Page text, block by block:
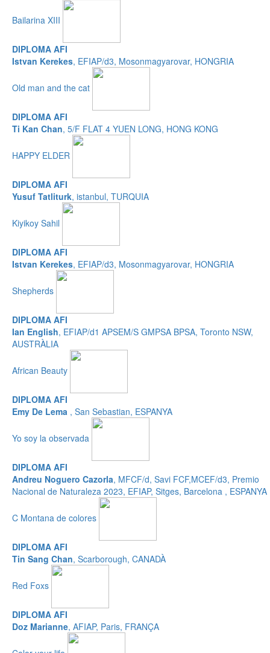
Bailarina XIII
DIPLOMA AFI
Istvan Kerekes, EFIAP/d3, Mosonmagyarovar, HONGRIA
Old man and the cat
DIPLOMA AFI
Ti Kan Chan, 5/F FLAT 4 YUEN LONG, HONG KONG
HAPPY ELDER
DIPLOMA AFI
Yusuf Tatliturk, istanbul, TURQUIA
Kiyikoy Sahil
DIPLOMA AFI
Istvan Kerekes, EFIAP/d3, Mosonmagyarovar, HONGRIA
Shepherds
DIPLOMA AFI
Ian English, EFIAP/d1 APSEM/S GMPSA BPSA, Toronto NSW,
AUSTRÀLIA
African Beauty
DIPLOMA AFI
Emy De Lema , San Sebastian, ESPANYA
Yo soy la observada
DIPLOMA AFI
Andreu Noguero Cazorla, MFCF/d, Savi FCF,MCEF/d3, Premio
Nacional de Naturaleza 2023, EFIAP, Sitges, Barcelona , ESPANYA
C Montana de colores
DIPLOMA AFI
Tin Sang Chan, Scarborough, CANADÀ
Red Foxs
DIPLOMA AFI
Doz Marianne, AFIAP, Paris, FRANÇA